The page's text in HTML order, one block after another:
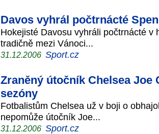
Davos vyhrál počtrnácté
Hokejisté Davosu vyhráli počtrnácté v
tradičně mezi Vánoci...
31.12.2006 Sport.cz
Zraněný útočník Chelsea Joe
sezóny
Fotbalistům Chelsea už v boji o
nepomůže útočník Joe...
31.12.2006 Sport.cz